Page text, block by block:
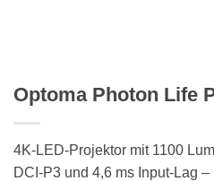
Optoma Photon Life
4K-LED-Projektor mit 1100
DCI-P3 und 4,6 ms Input-Lag